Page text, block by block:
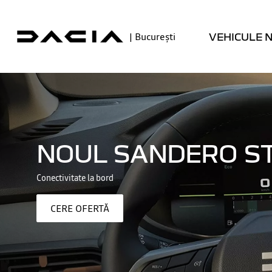
| București VEHICULE
GAMA
HIBRIDE
NOUL SANDERO
Conectivitate la bord
CERE OFERTĂ